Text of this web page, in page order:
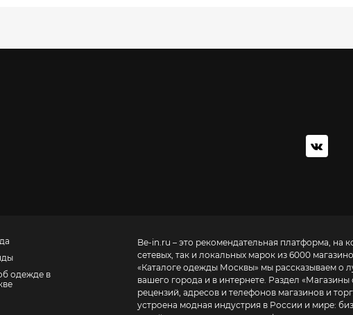
одежде в
Be-in.ru – это рекомендательная платформа, на
сетевых, так и локальных марок из 6000
«Каталоге одежды Москвы» мы рассказываем о
вашего города и в интернете. Раздел «
рецензий, адресов и телефонов магазинов и торговых центров. BE IN OPEN
устроена модная индустрия в России и мире: